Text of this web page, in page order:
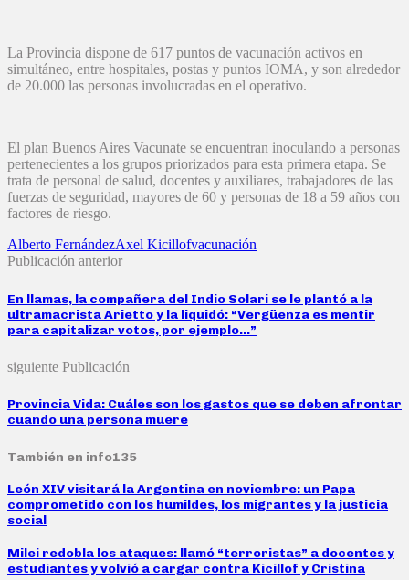
La Provincia dispone de 617 puntos de vacunación activos en
simultáneo, entre hospitales, postas y puntos IOMA, y son alrededor
de 20.000 las personas involucradas en el operativo.
El plan Buenos Aires Vacunate se encuentran inoculando a personas
pertenecientes a los grupos priorizados para esta primera etapa. Se
trata de personal de salud, docentes y auxiliares, trabajadores de las
fuerzas de seguridad, mayores de 60 y personas de 18 a 59 años con
factores de riesgo.
Alberto FernándezAxel Kicillofvacunación
Publicación anterior
En llamas, la compañera del Indio Solari se le plantó a la
ultramacrista Arietto y la liquidó: “Vergüenza es mentir
para capitalizar votos, por ejemplo…”
siguiente Publicación
Provincia Vida: Cuáles son los gastos que se deben afrontar
cuando una persona muere
También en info135
León XIV visitará la Argentina en noviembre: un Papa
comprometido con los humildes, los migrantes y la justicia
social
Milei redobla los ataques: llamó “terroristas” a docentes y
estudiantes y volvió a cargar contra Kicillof y Cristina